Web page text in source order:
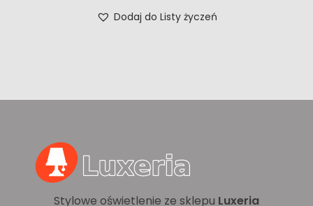
Dodaj do Listy życzeń
Stylowe oświetlenie ze sklepu Luxeria